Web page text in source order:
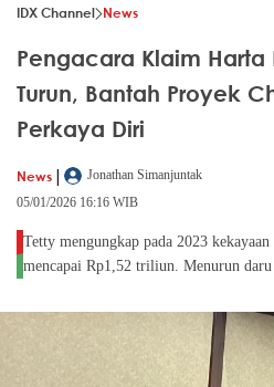
IDX Channel News
Pengacara Klaim Harta
Turun, Bantah Proyek
Perkaya Diri
News |
Jonathan Simanjuntak
05/01/2026 16:16 WIB
Tetty mengungkap pada 2023
mencapai Rp1,52 triliun. Menurun daru